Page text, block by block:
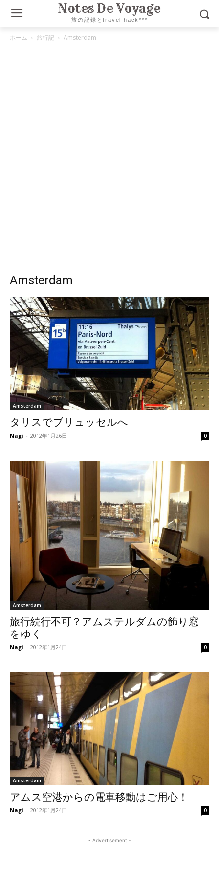
Notes De Voyage
旅の記録とtravel hack***
ホーム 旅行記 Amsterdam
Amsterdam
Amsterdam
タリスでブリュッセルへ
Nagi - 2012年1月26日 0
Amsterdam
旅行続行不可？アムステルダムの飾り窓
をゆく
Nagi - 2012年1月24日 0
Amsterdam
アムス空港からの電車移動はご用心！
Nagi - 2012年1月24日 0
- Advertisement -